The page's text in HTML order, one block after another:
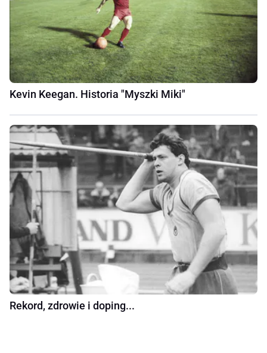
Kevin Keegan. Historia "Myszki Miki"
Rekord, zdrowie i doping...